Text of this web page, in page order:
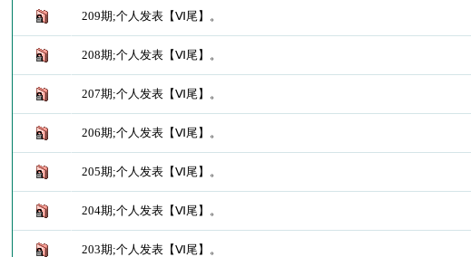
209期;个人发表【Ⅵ尾】。
208期;个人发表【Ⅵ尾】。
207期;个人发表【Ⅵ尾】。
206期;个人发表【Ⅵ尾】。
205期;个人发表【Ⅵ尾】。
204期;个人发表【Ⅵ尾】。
203期;个人发表【Ⅵ尾】。